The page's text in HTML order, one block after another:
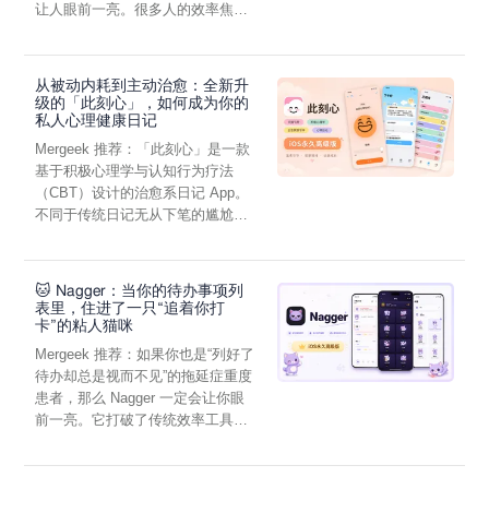
让人眼前一亮。很多人的效率焦
从被动内耗到主动治愈：全新升
级的「此刻心」，如何成为你的
私人心理健康日记
Mergeek 推荐：「此刻心」是一款
基于积极心理学与认知行为疗法
（CBT）设计的治愈系日记 App。
不同于传统日记无从下笔的尴尬，
🐱 Nagger：当你的待办事项列
表里，住进了一只“追着你打
卡”的粘人猫咪
Mergeek 推荐：如果你也是“列好了
待办却总是视而不见”的拖延症重度
患者，那么 Nagger 一定会让你眼
前一亮。它打破了传统效率工具冰